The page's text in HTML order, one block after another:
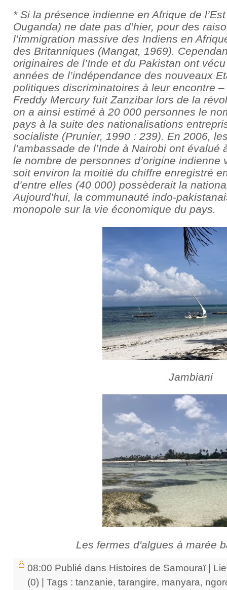
* Si la présence indienne en Afrique de
Ouganda) ne date pas d’hier, pour des
l’immigration massive des Indiens en
des Britanniques (Mangat, 1969).
originaires de l’Inde et du Pakistan ont
années de l’indépendance des nouveaux
politiques discriminatoires à leur encontre
Freddy Mercury fuit Zanzibar lors de la
on a ainsi estimé à 20 000 personnes le
pays à la suite des nationalisations
socialiste (Prunier, 1990 : 239). En 2006,
l’ambassade de l’Inde à Nairobi ont
le nombre de personnes d’origine
soit environ la moitié du chiffre enregistré
d’entre elles (40 000) possèderait la
Aujourd’hui, la communauté indo-
monopole sur la vie économique du pays.
Jambiani
Les fermes d'algues à marée
08:00 Publié dans Histoires de Samouraï|
(0) | Tags : tanzanie, tarangire, manyara,